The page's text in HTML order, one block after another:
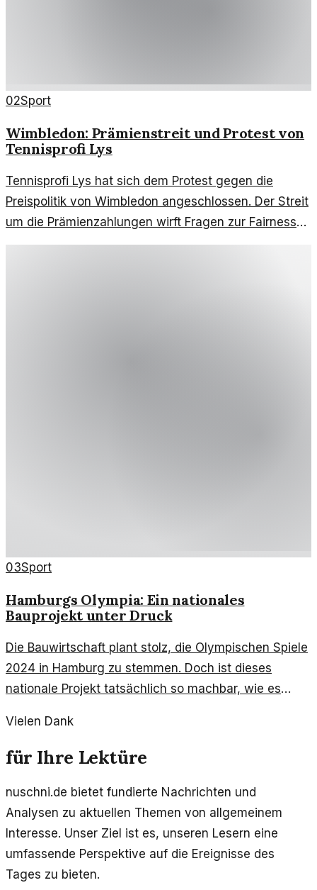
02Sport
Wimbledon: Prämienstreit und Protest von
Tennisprofi Lys
Tennisprofi Lys hat sich dem Protest gegen die
Preispolitik von Wimbledon angeschlossen. Der Streit
um die Prämienzahlungen wirft Fragen zur Fairness
im Sport auf.
03Sport
Hamburgs Olympia: Ein nationales
Bauprojekt unter Druck
Die Bauwirtschaft plant stolz, die Olympischen Spiele
2024 in Hamburg zu stemmen. Doch ist dieses
nationale Projekt tatsächlich so machbar, wie es
Vielen Dank
für Ihre Lektüre
nuschni.de bietet fundierte Nachrichten und
Analysen zu aktuellen Themen von allgemeinem
Interesse. Unser Ziel ist es, unseren Lesern eine
umfassende Perspektive auf die Ereignisse des
Tages zu bieten.